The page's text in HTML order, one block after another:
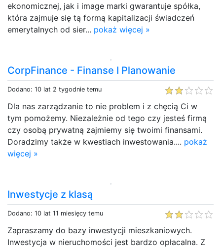
ekonomicznej, jak i image marki gwarantuje spółka,
która zajmuje się tą formą kapitalizacji świadczeń
emerytalnych od sier... pokaż więcej »
CorpFinance - Finanse I Planowanie
Dodano: 10 lat 2 tygodnie temu
Dla nas zarządzanie to nie problem i z chęcią Ci w
tym pomożemy. Niezależnie od tego czy jesteś firmą
czy osobą prywatną zajmiemy się twoimi finansami.
Doradzimy także w kwestiach inwestowania.... pokaż
więcej »
Inwestycje z klasą
Dodano: 10 lat 11 miesięcy temu
Zapraszamy do bazy inwestycji mieszkaniowych.
Inwestycja w nieruchomości jest bardzo opłacalna. Z